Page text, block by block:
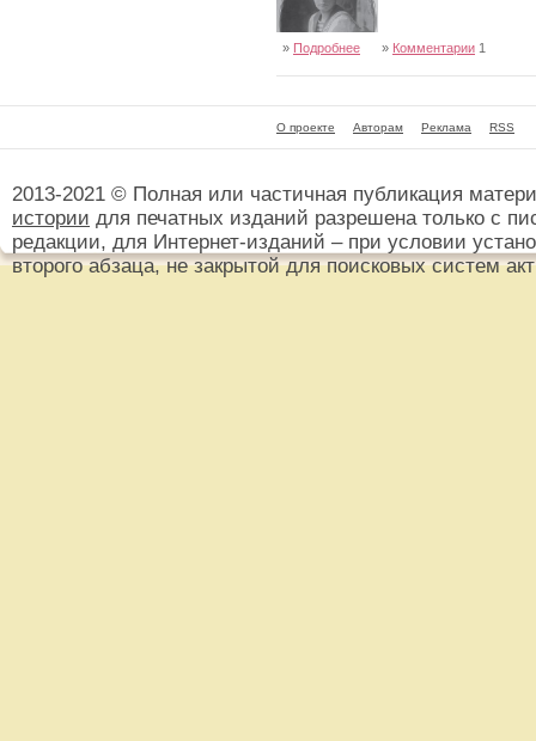
» Подробнее » Комментарии 1
О проекте Авторам Реклама RSS
2013-2021 © Полная или частичная публикация
истории для печатных изданий разрешена только с
редакции, для Интернет-изданий – при условии
второго абзаца, не закрытой для поисковых систем